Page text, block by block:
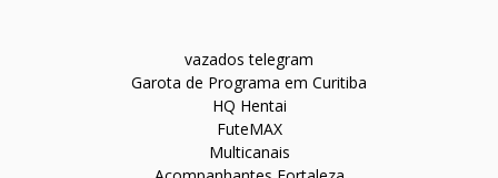
vazados telegram
Garota de Programa em Curitiba
HQ Hentai
FuteMAX
Multicanais